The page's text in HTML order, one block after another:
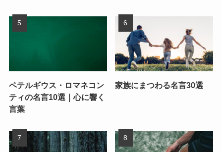
ペテルギウス・ロマネコン
ティの名言10選｜心に響く
言葉
家族にまつわる名言30選